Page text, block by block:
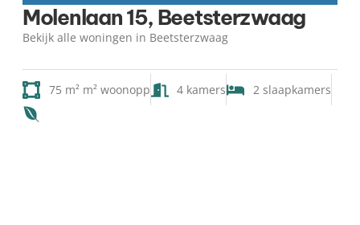
Molenlaan 15, Beetsterzwaag
Bekijk alle woningen in Beetsterzwaag
75 m² m² woonopp 4 kamers 2 slaapkamers